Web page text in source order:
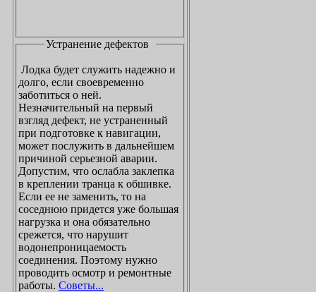
Устранение дефектов
Лодка будет служить надежно и
долго, если своевременно
заботиться о ней.
Незначительный на первый
взгляд дефект, не устраненный
при подготовке к навигации,
может послужить в дальнейшем
причиной серьезной аварии.
Допустим, что ослабла заклепка
в креплении транца к обшивке.
Если ее не заменить, то на
соседнюю придется уже большая
нагрузка и она обязательно
срежется, что нарушит
водонепроницаемость
соединения. Поэтому нужно
проводить осмотр и ремонтные
работы. Советы...